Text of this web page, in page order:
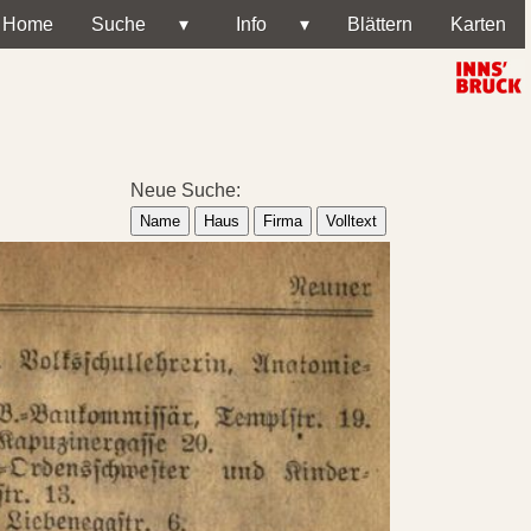
Home Suche ▾ Info ▾ Blättern Karten
Neue Suche:
Name Haus Firma Volltext